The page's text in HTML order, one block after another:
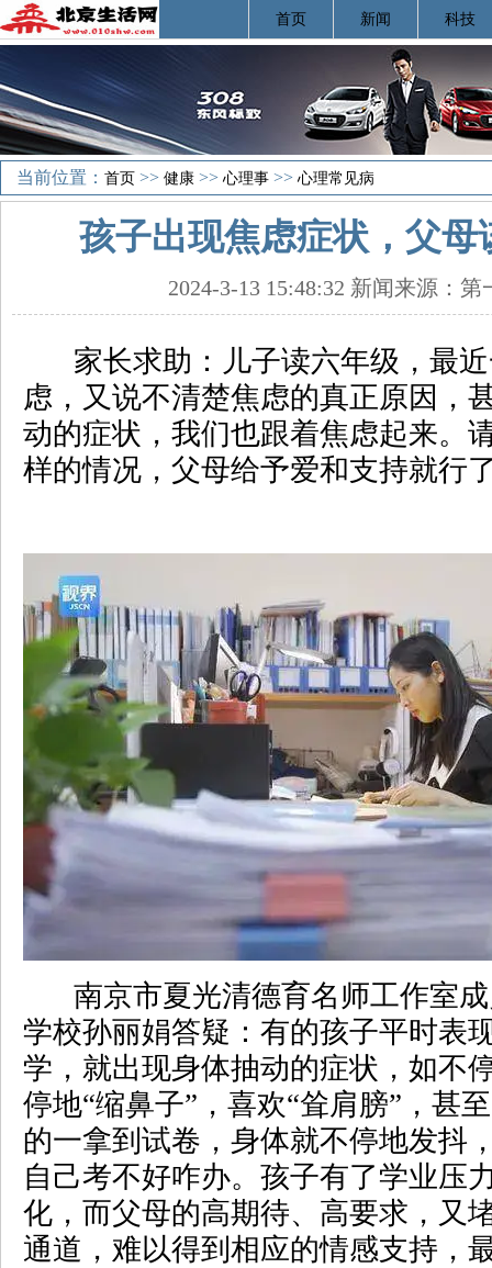
首页 新闻 科技
当前位置： 首页 >> 健康 >> 心理事 >> 心理常见病
孩子出现焦虑症状，父母
2024-3-13 15:48:32 新闻来源：第
家长求助：儿子读六年级，最
虑，又说不清楚焦虑的真正原因，
动的症状，我们也跟着焦虑起来。
样的情况，父母给予爱和支持就行
南京市夏光清德育名师工作室
学校孙丽娟答疑：有的孩子平时表
学，就出现身体抽动的症状，如不
停地“缩鼻子”，喜欢“耸肩膀”，甚
的一拿到试卷，身体就不停地发抖
自己考不好咋办。孩子有了学业压
化，而父母的高期待、高要求，又
通道，难以得到相应的情感支持，